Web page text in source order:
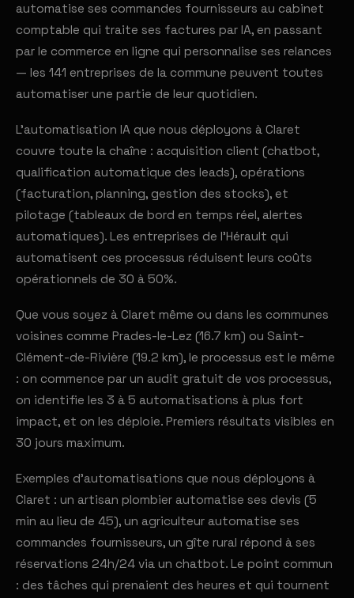
automatise ses commandes fournisseurs au cabinet
comptable qui traite ses factures par IA, en passant
par le commerce en ligne qui personnalise ses relances
— les 141 entreprises de la commune peuvent toutes
automatiser une partie de leur quotidien.
L'automatisation IA que nous déployons à Claret
couvre toute la chaîne : acquisition client (chatbot,
qualification automatique des leads), opérations
(facturation, planning, gestion des stocks), et
pilotage (tableaux de bord en temps réel, alertes
automatiques). Les entreprises de l'Hérault qui
automatisent ces processus réduisent leurs coûts
opérationnels de 30 à 50%.
Que vous soyez à Claret même ou dans les communes
voisines comme Prades-le-Lez (16.7 km) ou Saint-
Clément-de-Rivière (19.2 km), le processus est le même
: on commence par un audit gratuit de vos processus,
on identifie les 3 à 5 automatisations à plus fort
impact, et on les déploie. Premiers résultats visibles en
30 jours maximum.
Exemples d'automatisations que nous déployons à
Claret : un artisan plombier automatise ses devis (5
min au lieu de 45), un agriculteur automatise ses
commandes fournisseurs, un gîte rural répond à ses
réservations 24h/24 via un chatbot. Le point commun
: des tâches qui prenaient des heures et qui tournent